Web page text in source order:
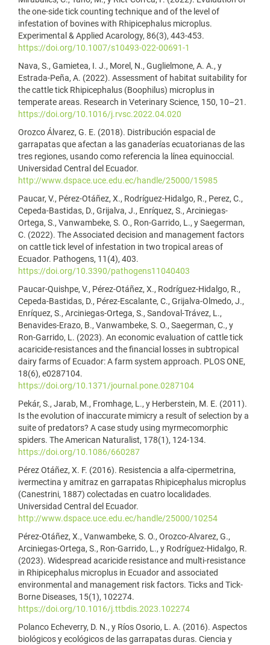
the one-side tick counting technique and of the level of
infestation of bovines with Rhipicephalus microplus.
Experimental & Applied Acarology, 86(3), 443-453.
https://doi.org/10.1007/s10493-022-00691-1
Nava, S., Gamietea, I. J., Morel, N., Guglielmone, A. A., y
Estrada-Peña, A. (2022). Assessment of habitat suitability for
the cattle tick Rhipicephalus (Boophilus) microplus in
temperate areas. Research in Veterinary Science, 150, 10–21.
https://doi.org/10.1016/j.rvsc.2022.04.020
Orozco Álvarez, G. E. (2018). Distribución espacial de
garrapatas que afectan a las ganaderías ecuatorianas de las
tres regiones, usando como referencia la línea equinoccial.
Universidad Central del Ecuador.
http://www.dspace.uce.edu.ec/handle/25000/15985
Paucar, V., Pérez-Otáñez, X., Rodríguez-Hidalgo, R., Perez, C.,
Cepeda-Bastidas, D., Grijalva, J., Enríquez, S., Arciniegas-
Ortega, S., Vanwambeke, S. O., Ron-Garrido, L., y Saegerman,
C. (2022). The Associated decision and management factors
on cattle tick level of infestation in two tropical areas of
Ecuador. Pathogens, 11(4), 403.
https://doi.org/10.3390/pathogens11040403
Paucar-Quishpe, V., Pérez-Otáñez, X., Rodríguez-Hidalgo, R.,
Cepeda-Bastidas, D., Pérez-Escalante, C., Grijalva-Olmedo, J.,
Enríquez, S., Arciniegas-Ortega, S., Sandoval-Trávez, L.,
Benavides-Erazo, B., Vanwambeke, S. O., Saegerman, C., y
Ron-Garrido, L. (2023). An economic evaluation of cattle tick
acaricide-resistances and the financial losses in subtropical
dairy farms of Ecuador: A farm system approach. PLOS ONE,
18(6), e0287104.
https://doi.org/10.1371/journal.pone.0287104
Pekár, S., Jarab, M., Fromhage, L., y Herberstein, M. E. (2011).
Is the evolution of inaccurate mimicry a result of selection by a
suite of predators? A case study using myrmecomorphic
spiders. The American Naturalist, 178(1), 124-134.
https://doi.org/10.1086/660287
Pérez Otáñez, X. F. (2016). Resistencia a alfa-cipermetrina,
ivermectina y amitraz en garrapatas Rhipicephalus microplus
(Canestrini, 1887) colectadas en cuatro localidades.
Universidad Central del Ecuador.
http://www.dspace.uce.edu.ec/handle/25000/10254
Pérez-Otáñez, X., Vanwambeke, S. O., Orozco-Alvarez, G.,
Arciniegas-Ortega, S., Ron-Garrido, L., y Rodríguez-Hidalgo, R.
(2023). Widespread acaricide resistance and multi-resistance
in Rhipicephalus microplus in Ecuador and associated
environmental and management risk factors. Ticks and Tick-
Borne Diseases, 15(1), 102274.
https://doi.org/10.1016/j.ttbdis.2023.102274
Polanco Echeverry, D. N., y Ríos Osorio, L. A. (2016). Aspectos
biológicos y ecológicos de las garrapatas duras. Ciencia y